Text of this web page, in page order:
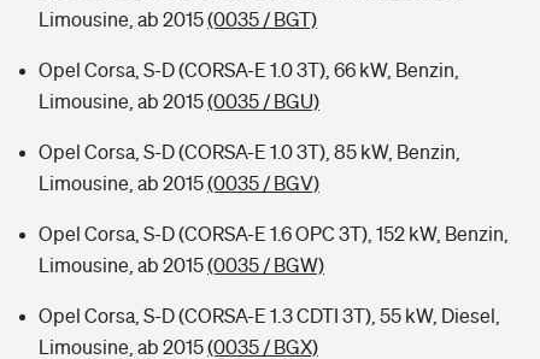
Limousine, ab 2015(0035 / BGT)
Opel Corsa, S-D (CORSA-E 1.0 3T), 66 kW, Benzin,
Limousine, ab 2015(0035 / BGU)
Opel Corsa, S-D (CORSA-E 1.0 3T), 85 kW, Benzin,
Limousine, ab 2015(0035 / BGV)
Opel Corsa, S-D (CORSA-E 1.6 OPC 3T), 152 kW, Benzin,
Limousine, ab 2015(0035 / BGW)
Opel Corsa, S-D (CORSA-E 1.3 CDTI 3T), 55 kW, Diesel,
Limousine, ab 2015(0035 / BGX)